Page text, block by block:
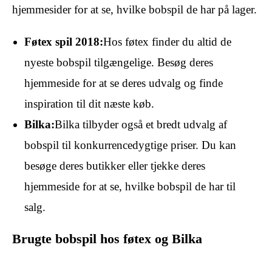
hjemmesider for at se, hvilke bobspil de har på lager.
Føtex spil 2018:Hos føtex finder du altid de
nyeste bobspil tilgængelige. Besøg deres
hjemmeside for at se deres udvalg og finde
inspiration til dit næste køb.
Bilka:Bilka tilbyder også et bredt udvalg af
bobspil til konkurrencedygtige priser. Du kan
besøge deres butikker eller tjekke deres
hjemmeside for at se, hvilke bobspil de har til
salg.
Brugte bobspil hos føtex og Bilka